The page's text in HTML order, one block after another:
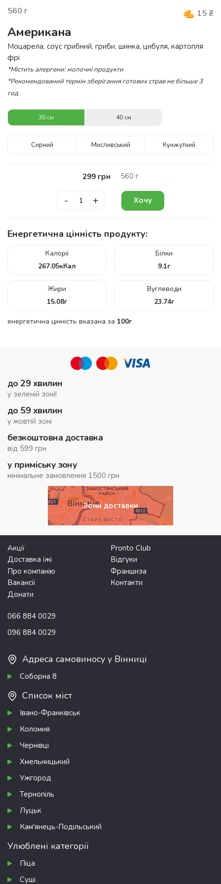
560 г 15 ₴
Американа
Моцарела, соус грибний, гриби, шинка, цибуля, картопля
фрі
*Містить алергени: молочні продукти
*Рекомендований термін зберігання готових страв не більше 3
год.
30 см 40 см
Сирний Мисливський Кунжутний
299 грн 560 г
- + Хочу
Енергетична цінність продукту:
Калорії
267.05кКал
Білки
9.1г
Жири
15.08г
Вуглеводи
23.74г
енергетична цінність вказана за 100г
до 29 хвилин
у зеленій зоні!
до 59 хвилин
у жовтій зоні
безкоштовна доставка
від 599 грн
у приміську зону
мінімальне замовлення 1500 грн
Зони доставки
Акції
Pronto Club
Доставка їжі
Відгуки
Про компанію
Франшиза
Вакансії
Контакти
Донати
066 884 0029
096 884 0029
Адреса самовиносу у Вінниці
Соборна 8
Список міст
Івано-Франківськ
Коломия
Чернівці
Хмельницький
Ужгород
Тернопіль
Луцьк
Кам'янець-Подільський
Улюблені категорії
Піца
Суші